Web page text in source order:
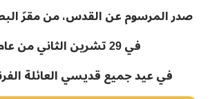
صدر المرسوم عن القدس، من مقرّ
في 29 تشرين الثاني من عام 2024
في عيد جميع قديسي العائلة